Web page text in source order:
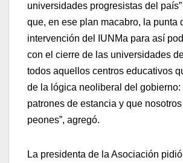
universidades progresistas del
que, en ese plan macabro, la punta
intervención del IUNMa para así
con el cierre de las universidades
todos aquellos centros educativos
de la lógica neoliberal del gobierno:
patrones de estancia y que
peones”, agregó.
La presidenta de la Asociación